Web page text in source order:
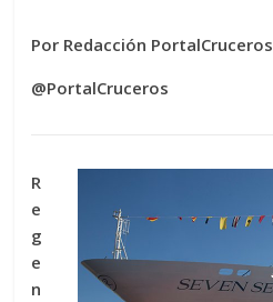
Por Redacción PortalCruceros
@PortalCruceros
R
e
g
e
n